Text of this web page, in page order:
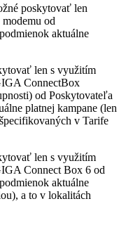
poskytovať len
od
aktuálne
len s využitím
ConnectBox
od Poskytovateľa
platnej kampane (len
v Tarife
len s využitím
Connect Box 6 od
aktuálne
a to v lokalitách